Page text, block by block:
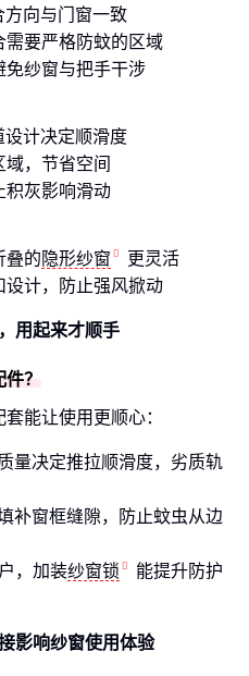
方向与门窗一致
需要严格防蚊的区域
免纱窗与把手干涉
设计决定顺滑度
，节省空间
积灰影响滑动
叠的 隐形纱窗
更灵活
设计，防止强风掀动
用起来才顺手
？
能让使用更顺心：
量决定推拉顺滑度，劣质轨
补窗框缝隙，防止蚊虫从边
，加装纱窗锁
能提升防护
影响纱窗使用体验